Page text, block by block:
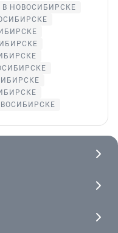
НОВОСИБИРСКЕ